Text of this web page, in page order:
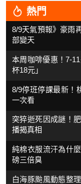
熱門
8/9天氣預報》豪雨
部變天
本周咖啡優惠！7-
杯18元」
8/9停班停課最新
一次看
突猝逝死因成謎！
播揭真相
純棉衣服流汗為什
磅三倍臭
白海豚颱風動態整